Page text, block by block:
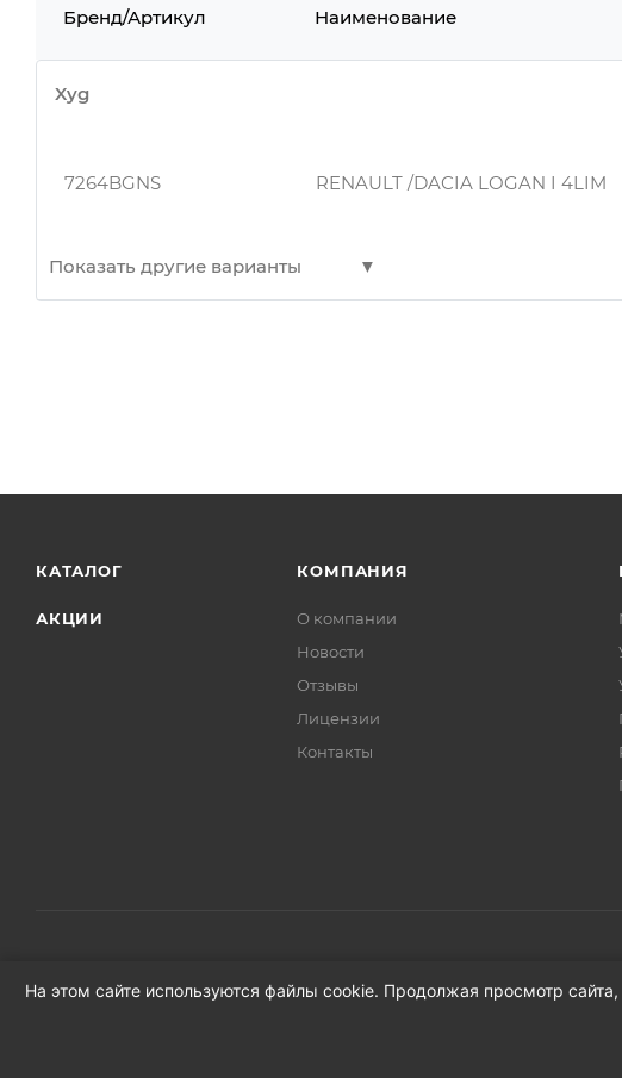
Бренд/Артикул Наименование
Xyg
7264BGNS RENAULT /DACIA LOGAN I 4LIM
Показать другие варианты
7264BGNS RENAULT /DACIA LOGAN I 4LIM
RENAULT /DACIA LOGAN I 4LIM
КАТАЛОГ
АКЦИИ
КОМПАНИЯ
О компании
Новости
Отзывы
Лицензии
Контакты
2026 © Продажа автозапчастей для иномарок в Новгородской области
На этом сайте используются файлы cookie. Продолжая просмотр